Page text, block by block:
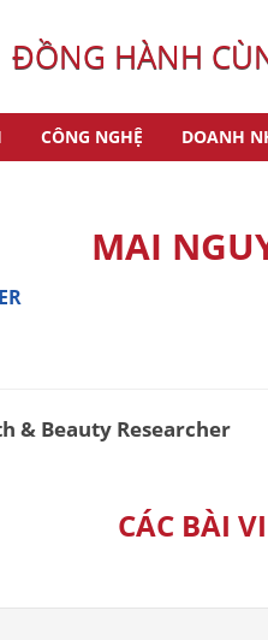
ĐỒNG HÀNH
CÔNG NGHỆ DOANH
MAI
& Beauty Researcher
CÁC BÀI